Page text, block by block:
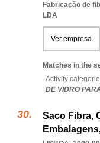
Fabricação de
LDA
Ver empresa
Matches in the
Activity
DE VIDRO
Saco Fibra,